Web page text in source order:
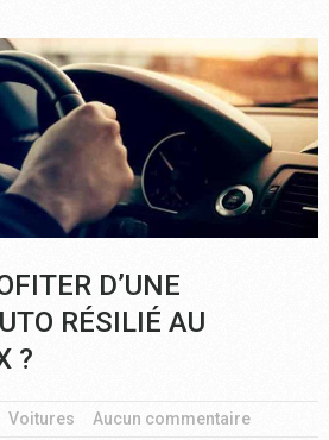
D’UNE
RÉSILIÉ AU
?
Voitures Aucun commentaire